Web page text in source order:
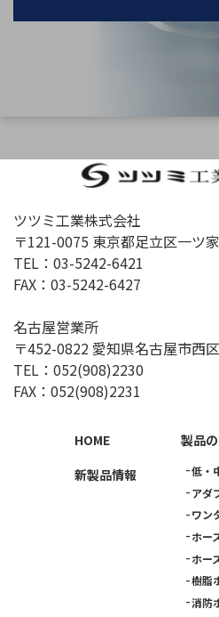
ツツミ工業株式会社
〒121-0075 東京都足立区一ツ
TEL： 03-5242-6421
FAX：03-5242-6427
名古屋営業所
〒452-0822 愛知県名古屋市西
TEL： 052(908)2230
FAX：052(908)2231
HOME
新製品情報
製品
低・
アダ
ワン
ホー
ホー
樹脂
消防